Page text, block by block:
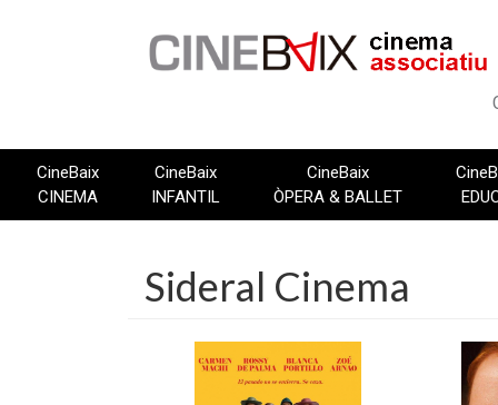
CineBaix
CINEMA
CineBaix
INFANTIL
CineBaix
ÒPERA & BALLET
Sideral Cinema